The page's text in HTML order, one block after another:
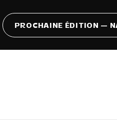
PROCHAINE ÉDITION —